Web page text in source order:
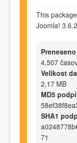
This
Joomla!
Preneseno
4,507
Velikost
2,17 MB
MD5
SHA1
71